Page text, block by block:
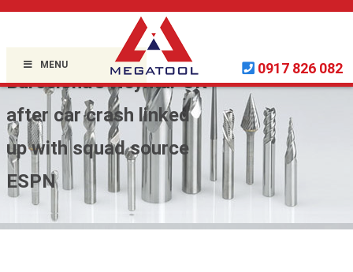
MENU 0917 826 082
Uncategorized »
Barcelona’s Neymar OK
after car crash linked
up with squad source
ESPN